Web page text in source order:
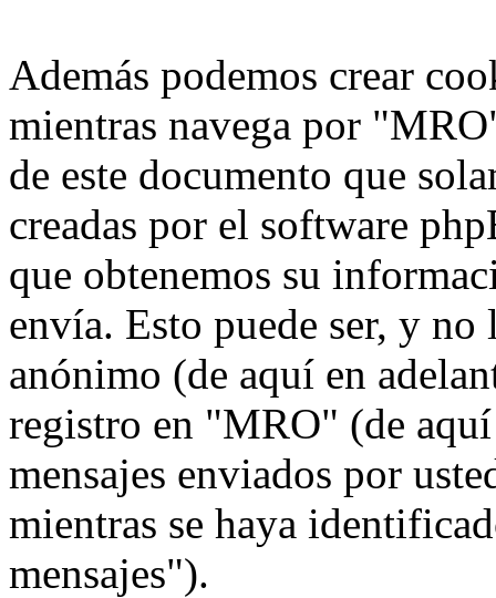
Además podemos crear
mientras navega por
de este documento que
creadas por el software
que obtenemos su
envía. Esto puede ser, y
anónimo (de aquí en
registro en "MRO" (de
mensajes enviados por
mientras se haya
mensajes").